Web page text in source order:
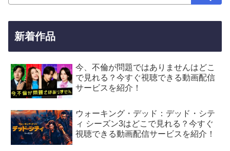
新着作品
今、不倫が問題ではありませんはどこ
で見れる？今すぐ視聴できる動画配信
サービスを紹介！
ウォーキング・デッド：デッド・シテ
ィ シーズン3はどこで見れる？今すぐ
視聴できる動画配信サービスを紹介！